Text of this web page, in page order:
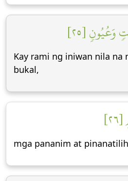
[٢٥]
Kay rami ng iniwan nila na
bukal,
mga pananim at